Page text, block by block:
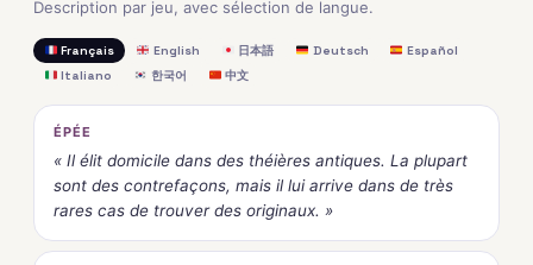
Description par jeu, avec sélection de langue.
Français English 日本語 Deutsch
Español
Italiano
한국어 中文
ÉPÉE
« Il élit domicile dans des théières antiques. La plupart
sont des contrefaçons, mais il lui arrive dans de très
rares cas de trouver des originaux. »